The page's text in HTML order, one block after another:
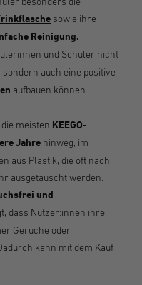
sowie ihre
Reinigung.
und Schüler nicht
, sondern auch eine positive
aufbauen können.
meisten KEEGO-
Jahre hinweg, im
aus Plastik, die oft nach
ausgetauscht werden.
und
dass Nutzer:innen ihre
Gerüche oder
kann mit dem Kauf